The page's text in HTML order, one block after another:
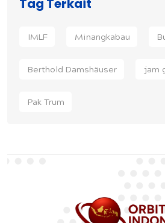
Tag Terkait
IMLF Minangkabau
Berthold Damshäuser jam
Pak Trum